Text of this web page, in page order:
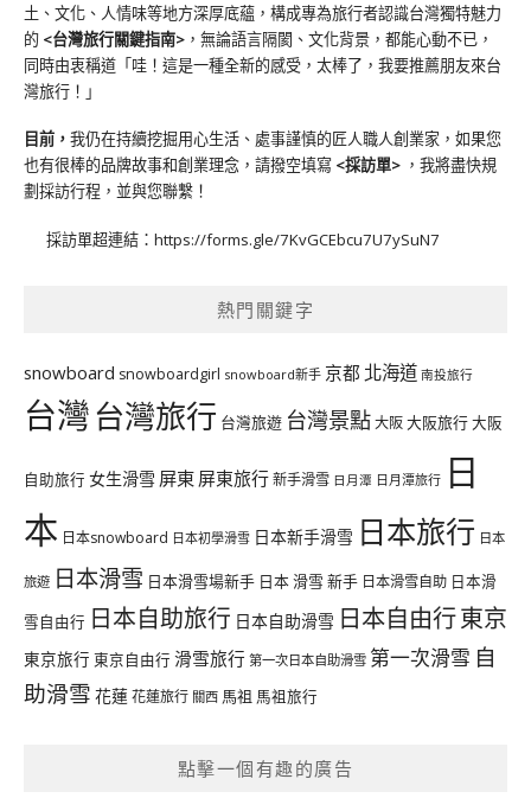
土、文化、人情味等地方深厚底蘊，構成專為旅行者認識台灣獨特魅力
的 <台灣旅行關鍵指南> ，無論語言隔閡、文化背景，都能心動不已，
同時由衷稱道「哇！這是一種全新的感受，太棒了，我要推薦朋友來台
灣旅行！」
目前， 我仍在持續挖掘用心生活、處事謹慎的匠人職人創業家，如果您
也有很棒的品牌故事和創業理念，請撥空填寫 <採訪單> ，我將盡快規
劃採訪行程，並與您聯繫！
採訪單超連結： https://forms.gle/7KvGCEbcu7U7ySuN7
熱門關鍵字
snowboard snowboardgirl snowboard新手 京都 北海道 南投旅行
台灣台灣旅行 台灣旅遊 台灣景點大阪大阪旅行大阪
自助旅行 女生滑雪 屏東 屏東旅行新手滑雪 日月潭 日月潭旅行 日
本 日本snowboard 日本初學滑雪 日本新手滑雪 日本旅行 日本
旅遊 日本滑雪 日本滑雪場新手 日本 滑雪 新手 日本滑雪自助 日本滑
雪自由行 日本自助旅行 日本自助滑雪 日本自由行東京
東京旅行 東京自由行 滑雪旅行 第一次日本自助滑雪 第一次滑雪 自
助滑雪 花蓮花蓮旅行 關西 馬祖 馬祖旅行
點擊一個有趣的廣告